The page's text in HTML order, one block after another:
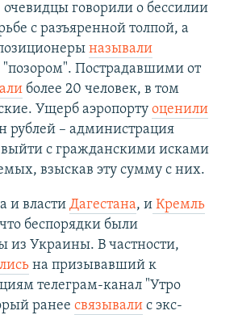
говорили о бессилии
с разъяренной толпой, а
называли
Пострадавшими от
более 20 человек, в том
Ущерб аэропорту оценили
рублей – администрация
с гражданскими исками
взыскав эту сумму с них.
и власти Дагестана, иКремль
беспорядки были
из Украины. В частности,
на призывавший к
телеграм-канал "Утро
ранее связывалис экс-